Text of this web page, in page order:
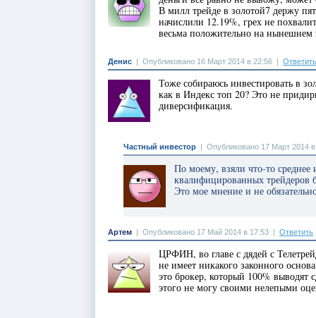
В милл трейде в золотой7 держу
начислили 12.19%, грех не
весьма положительно на нынешнем
Денис Опубликовано 16 Март 2014 в 22:56 Ответить
Тоже собираюсь инвестировать в
как в Индекс топ 20? Это не
диверсификация.
Частный инвестор Опубликовано 17 Март 2014
По моему, взяли что-то среднее
квалифицированных трейдеров
Это мое мнение и не
Артем Опубликовано 17 Май 2014 в 17:53 Ответить
ЦРФИН, во главе с дядей с
не имеет никакого законного
это брокер, который 100%
этого не могу своими нелепыми